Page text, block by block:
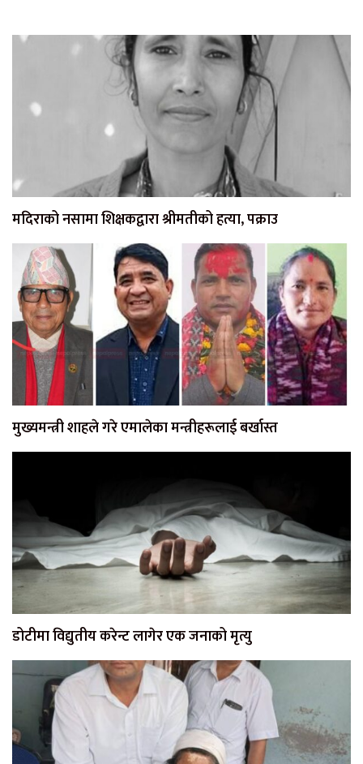
मदिराको नसामा शिक्षकद्वारा श्रीमतीको हत्या, पक्राउ
मुख्यमन्त्री शाहले गरे एमालेका मन्त्रीहरूलाई बर्खास्त
डोटीमा विद्युतीय करेन्ट लागेर एक जनाको मृत्यु